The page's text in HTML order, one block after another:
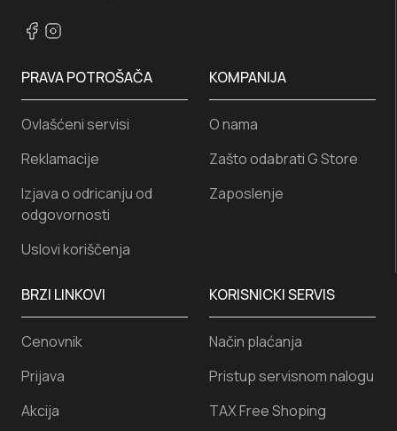
KORISNICKI SERVIS
Način plaćanja
Pristup servisnom nalogu
TAX Free Shoping
PRAVA POTROŠAČA
Ovlašćeni servisi
Reklamacije
Izjava o odricanju od
odgovornosti
Uslovi koriščenja
KOMPANIJA
O nama
Zašto odabrati G Store
Zaposlenje
BRZI LINKOVI
Cenovnik
Prijava
Akcija